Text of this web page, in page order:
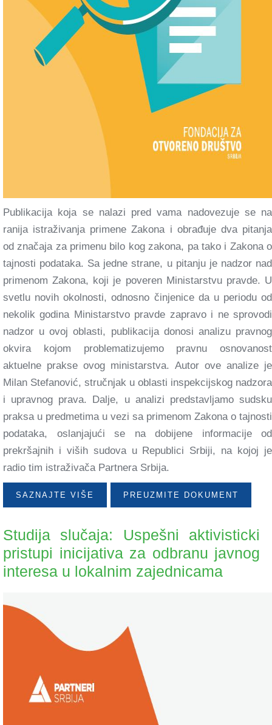
Publikacija koja se nalazi pred vama nadovezuje se na
ranija istraživanja primene Zakona i obrađuje dva pitanja
od značaja za primenu bilo kog zakona, pa tako i Zakona o
tajnosti podataka. Sa jedne strane, u pitanju je nadzor nad
primenom Zakona, koji je poveren Ministarstvu pravde. U
svetlu novih okolnosti, odnosno činjenice da u periodu od
nekolik godina Ministarstvo pravde zapravo i ne sprovodi
nadzor u ovoj oblasti, publikacija donosi analizu pravnog
okvira kojom problematizujemo pravnu osnovanost
aktuelne prakse ovog ministarstva. Autor ove analize je
Milan Stefanović, stručnjak u oblasti inspekcijskog nadzora
i upravnog prava. Dalje, u analizi predstavljamo sudsku
praksa u predmetima u vezi sa primenom Zakona o tajnosti
podataka, oslanjajući se na dobijene informacije od
prekršajnih i viših sudova u Republici Srbiji, na kojoj je
radio tim istraživača Partnera Srbija.
SAZNAJTE VIŠE PREUZMITE DOKUMENT
Studija slučaja: Uspešni aktivisticki
pristupi inicijativa za odbranu javnog
interesa u lokalnim zajednicama